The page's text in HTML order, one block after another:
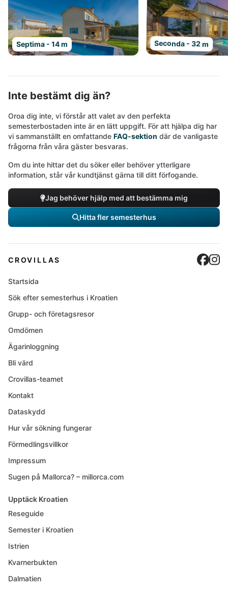
Septima - 14 m Seconda - 32 m
Inte bestämt dig än?
Oroa dig inte, vi förstår att valet av den perfekta
semesterbostaden inte är en lätt uppgift. För att hjälpa dig har
vi sammanställt en omfattande FAQ-sektion där de vanligaste
frågorna från våra gäster besvaras.
Om du inte hittar det du söker eller behöver ytterligare
information, står vår kundtjänst gärna till ditt förfogande.
Jag behöver hjälp med att bestämma mig
Hitta fler semesterhus
CROVILLAS
Startsida
Sök efter semesterhus i Kroatien
Grupp- och företagsresor
Omdömen
Ägarinloggning
Bli värd
Crovillas-teamet
Kontakt
Dataskydd
Hur vår sökning fungerar
Förmedlingsvillkor
Impressum
Sugen på Mallorca? – millorca.com
Upptäck Kroatien
Reseguide
Semester i Kroatien
Istrien
Kvarnerbukten
Dalmatien